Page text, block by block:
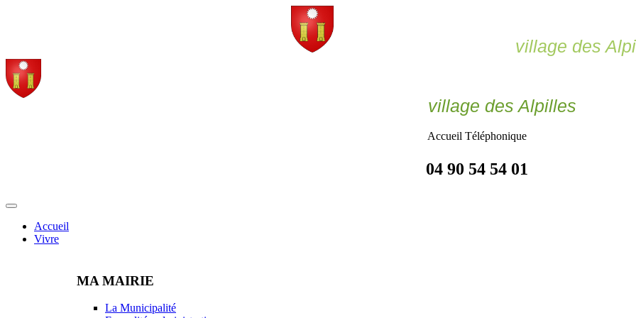
village des
village des Alpilles
Accueil Téléphonique
04 90 54 54 01
Accueil
Vivre
MA MAIRIE
La Municipalité